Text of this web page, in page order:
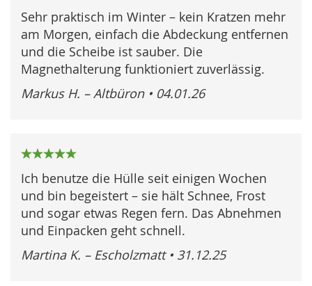
100%
Sehr praktisch im Winter – kein Kratzen mehr
am Morgen, einfach die Abdeckung entfernen
und die Scheibe ist sauber. Die
Magnethalterung funktioniert zuverlässig.
Markus H. – Altbüron • 04.01.26
100%
Ich benutze die Hülle seit einigen Wochen
und bin begeistert – sie hält Schnee, Frost
und sogar etwas Regen fern. Das Abnehmen
und Einpacken geht schnell.
Martina K. – Escholzmatt • 31.12.25